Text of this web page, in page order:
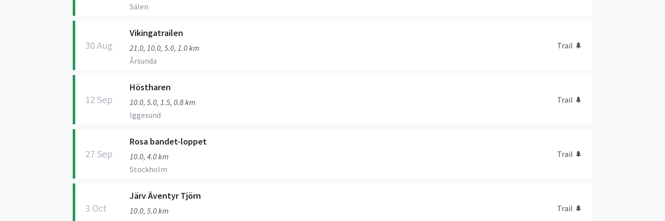
Sälen
30 Aug
Vikingatrailen
21.0, 10.0, 5.0, 1.0 km
Årsunda
Trail 🌲
12 Sep
Höstharen
10.0, 5.0, 1.5, 0.8 km
Iggesund
Trail 🌲
27 Sep
Rosa bandet-loppet
10.0, 4.0 km
Stockholm
Trail 🌲
3 Oct
Järv Äventyr Tjörn
10.0, 5.0 km
Trail 🌲